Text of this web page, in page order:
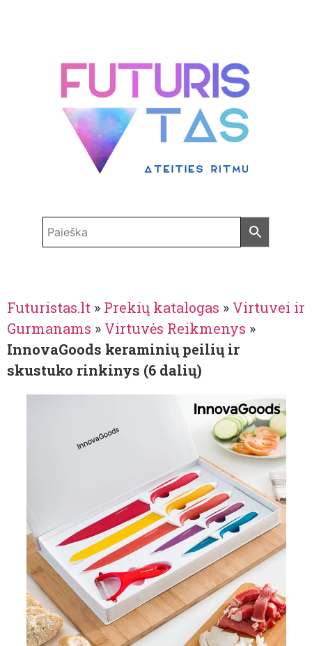
Futuristas.lt » Prekių katalogas » Virtuvei ir
Gurmanams » Virtuvės Reikmenys »
InnovaGoods keraminių peilių ir
skustuko rinkinys (6 dalių)